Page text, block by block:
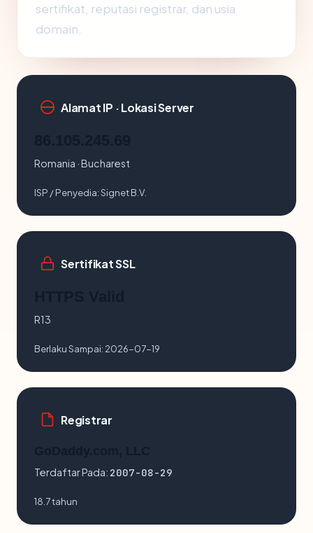
sertifikat, reputasi registrar, dan usia
domain.
Alamat IP · Lokasi Server
Romania · Bucharest
ISP / Penyedia:Signet B.V.
Sertifikat SSL
R13
Berlaku Sampai: 2026-07-19
Registrar
Terdaftar Pada: 2007-08-29
18.7 tahun